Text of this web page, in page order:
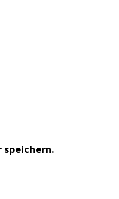
speichern.